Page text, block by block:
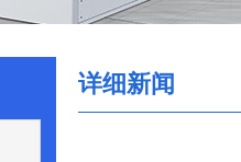
详细新闻